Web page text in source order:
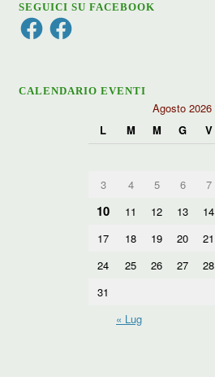
SEGUICI SU FACEBOOK
FacebookFacebook
CALENDARIO EVENTI
Agosto 2026
L
M M G V
3
4 5 6 7
10 11 12 13 14
17
18 19 20 21
24
25 26 27 28
31
« Lug